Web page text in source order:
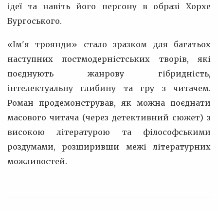
ідеї та навіть його персону в образі Хорхе
Бургоського.
«Ім'я троянди» стало зразком для багатьох
наступних постмодерністських творів, які
поєднують жанрову гібридність,
інтелектуальну глибину та гру з читачем.
Роман продемонстрував, як можна поєднати
масового читача (через детективний сюжет) з
високою літературою та філософськими
роздумами, розширивши межі літературних
можливостей.